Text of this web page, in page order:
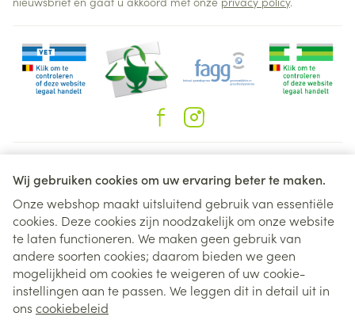
Wij gebruiken cookies om uw ervaring beter te maken.
Onze webshop maakt uitsluitend gebruik van essentiële
cookies. Deze cookies zijn noodzakelijk om onze website
te laten functioneren. We maken geen gebruik van
andere soorten cookies; daarom bieden we geen
mogelijkheid om cookies te weigeren of uw cookie-
instellingen aan te passen. We leggen dit in detail uit in
ons cookiebeleid
Juridische links